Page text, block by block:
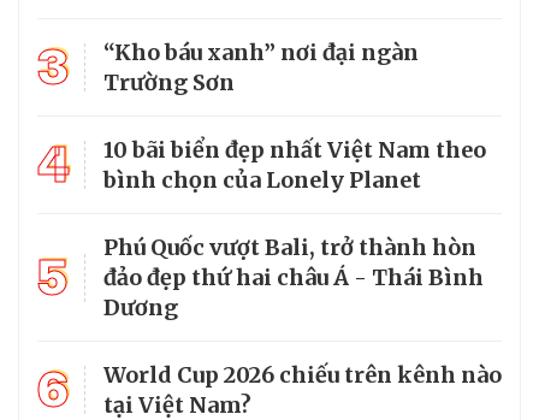
3
“Kho báu xanh” nơi đại ngàn
Trường Sơn
4
10 bãi biển đẹp nhất Việt Nam theo
bình chọn của Lonely Planet
5
Phú Quốc vượt Bali, trở thành hòn
đảo đẹp thứ hai châu Á - Thái Bình
Dương
6
World Cup 2026 chiếu trên kênh nào
tại Việt Nam?